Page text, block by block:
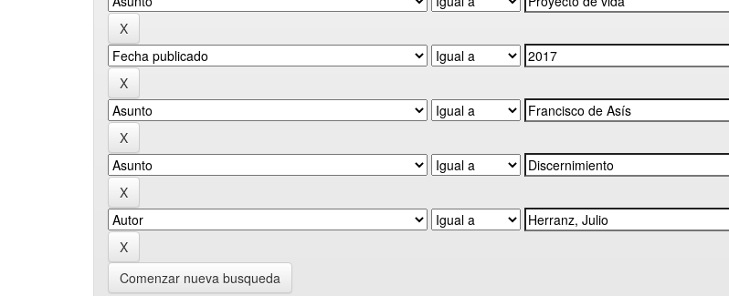
Comenzar nueva busqueda